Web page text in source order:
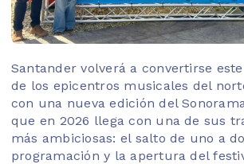
Santander volverá a convertirse
de los epicentros musicales del
con una nueva edición del
que en 2026 llega con una de sus
más ambiciosas: el salto de uno a
programación y la apertura del